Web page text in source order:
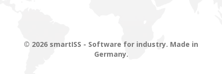
© 2026 smartISS - Software for industry. Made in
Germany.